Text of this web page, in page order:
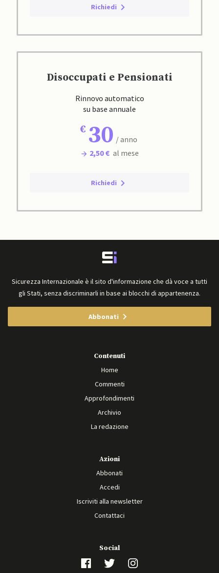
Richiedi
Disoccupati e Pensionati
Rinnovo automatico
su base annuale
30 / anno
2,50 € al mese
Richiedi
Sicurezza Internazionale è il sito d'informazione che dà voce a tutti
gli Stati, senza discriminarli in base ai blocchi di appartenenza.
Abbonati
Contenuti
Home
Commenti
Approfondimenti
Archivio
La redazione
Azioni
Abbonati
Accedi
Iscriviti alla newsletter
Contattaci
Social